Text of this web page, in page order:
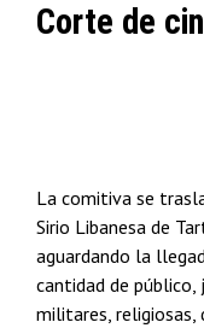
Corte de
La comitiva se
Sirio Libanesa de
aguardando la
cantidad de
militares, religiosas,